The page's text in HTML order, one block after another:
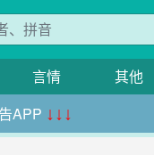
言情 其他
APP ↓↓↓